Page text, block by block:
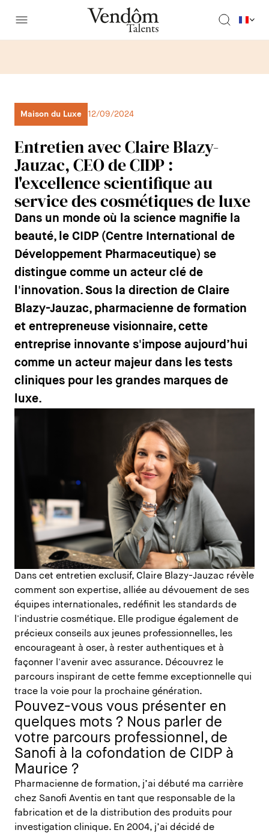
Maison du Luxe 12/09/2024
Entretien avec Claire Blazy-
Jauzac, CEO de CIDP :
l'excellence scientifique au
service des cosmétiques de luxe
Dans un monde où la science magnifie la
beauté, le CIDP (Centre International de
Développement Pharmaceutique) se
distingue comme un acteur clé de
l'innovation. Sous la direction de Claire
Blazy-Jauzac, pharmacienne de formation
et entrepreneuse visionnaire, cette
entreprise innovante s'impose aujourd’hui
comme un acteur majeur dans les tests
cliniques pour les grandes marques de
luxe.
Dans cet entretien exclusif, Claire Blazy-Jauzac révèle
comment son expertise, alliée au dévouement de ses
équipes internationales, redéfinit les standards de
l'industrie cosmétique. Elle prodigue également de
précieux conseils aux jeunes professionnelles, les
encourageant à oser, à rester authentiques et à
façonner l'avenir avec assurance. Découvrez le
parcours inspirant de cette femme exceptionnelle qui
trace la voie pour la prochaine génération.
Pouvez-vous vous présenter en
quelques mots ? Nous parler de
votre parcours professionnel, de
Sanofi à la cofondation de CIDP à
Maurice ?
Pharmacienne de formation, j’ai débuté ma carrière
chez Sanofi Aventis en tant que responsable de la
fabrication et de la distribution des produits pour
investigation clinique. En 2004, j’ai décidé de